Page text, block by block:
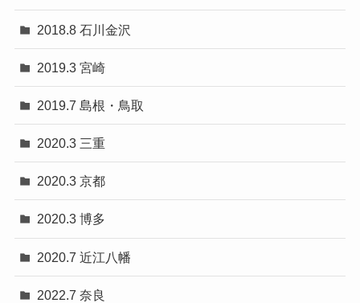
2018.8 石川金沢
2019.3 宮崎
2019.7 島根・鳥取
2020.3 三重
2020.3 京都
2020.3 博多
2020.7 近江八幡
2022.7 奈良